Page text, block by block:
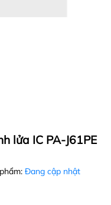
lửa IC PA-J61PE
Đang cập nhật